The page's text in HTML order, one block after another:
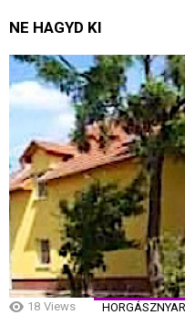
NE HAGYD KI
18 Views